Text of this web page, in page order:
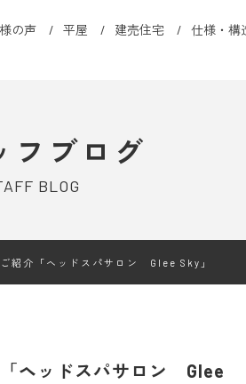
の声 平屋 建売住宅 仕様・構
フブログ
BLOG
紹介「ヘッドスパサロン Glee Sky」
ヘッドスパサロン Glee